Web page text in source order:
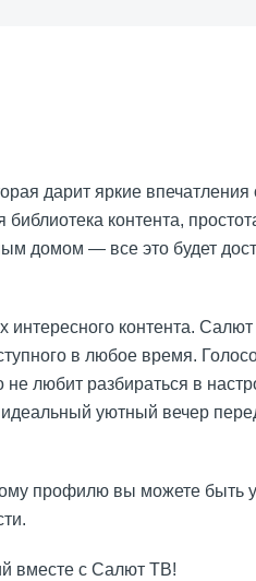
дарит яркие впечатления
контента,
домом — все это будет
интересного контента.
в любое время.
любит разбираться в
уютный вечер
профилю вы можете
вместе с Салют ТВ!